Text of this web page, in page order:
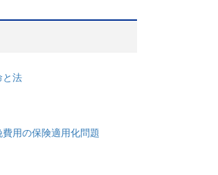
と法
費用の保険適用化問題